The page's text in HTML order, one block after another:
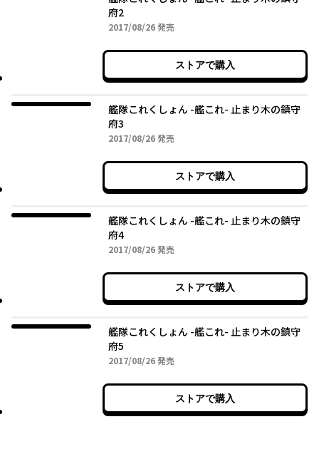
府2
2017/08/262017年08月26日
発売
ストアで購入
艦隊これくしょん -艦これ- 止まり木の鎮守
府3
2017/08/262017年08月26日
発売
ストアで購入
艦隊これくしょん -艦これ- 止まり木の鎮守
府4
2017/08/262017年08月26日
発売
ストアで購入
艦隊これくしょん -艦これ- 止まり木の鎮守
府5
2017/08/262017年08月26日
発売
ストアで購入